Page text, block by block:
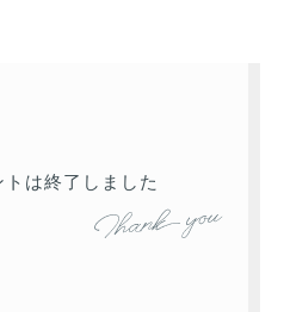
トは終了しました